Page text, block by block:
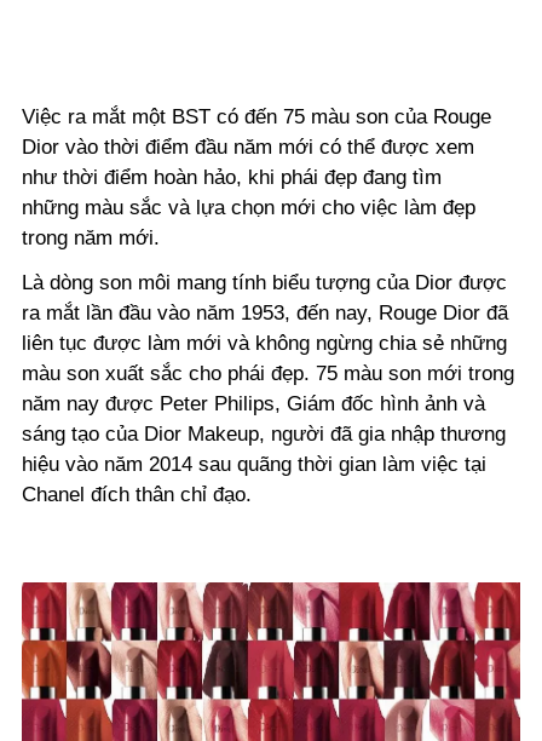
Việc ra mắt một BST có đến 75 màu son của Rouge
Dior vào thời điểm đầu năm mới có thể được xem
như thời điểm hoàn hảo, khi phái đẹp đang tìm
những màu sắc và lựa chọn mới cho việc làm đẹp
trong năm mới.
Là dòng son môi mang tính biểu tượng của Dior được
ra mắt lần đầu vào năm 1953, đến nay, Rouge Dior đã
liên tục được làm mới và không ngừng chia sẻ những
màu son xuất sắc cho phái đẹp. 75 màu son mới trong
năm nay được Peter Philips, Giám đốc hình ảnh và
sáng tạo của Dior Makeup, người đã gia nhập thương
hiệu vào năm 2014 sau quãng thời gian làm việc tại
Chanel đích thân chỉ đạo.